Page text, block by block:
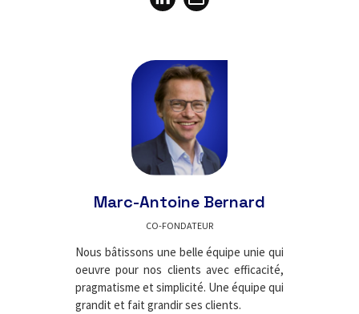
Marc-Antoine Bernard
CO-FONDATEUR
Nous bâtissons une belle équipe unie qui
oeuvre pour nos clients avec efficacité,
pragmatisme et simplicité. Une équipe qui
grandit et fait grandir ses clients.